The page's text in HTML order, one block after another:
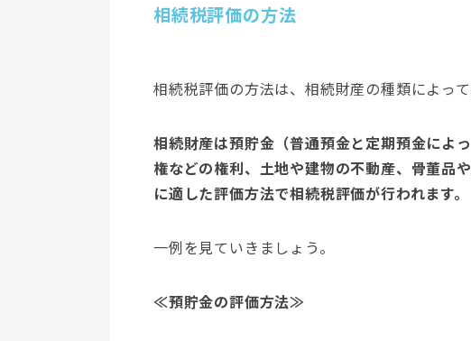
相続税評価の方法
相続税評価の方法は、相続財産の種類によって
相続財産は預貯金（普通預金と定期預金によ
権などの権利、土地や建物の不動産、骨董品
に適した評価方法で相続税評価が行われます。
一例を見ていきましょう。
≪預貯金の評価方法≫